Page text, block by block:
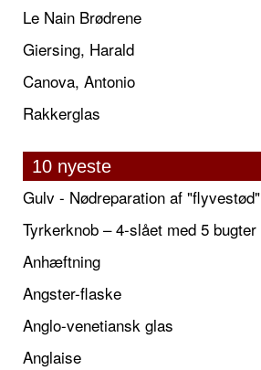
Le Nain Brødrene
Giersing, Harald
Canova, Antonio
Rakkerglas
10 nyeste
Gulv - Nødreparation af "flyvestød"
Tyrkerknob – 4-slået med 5 bugter
Anhæftning
Angster-flaske
Anglo-venetiansk glas
Anglaise